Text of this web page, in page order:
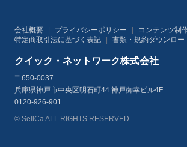
会社概要 プライバシーポリシー コンテンツ制
特定商取引法に基づく表記
書類・規約ダウンロー
クイック・ネットワーク株式会社
〒650-0037
兵庫県神戸市中央区明石町44 神戸御幸ビル4F
0120-926-901
© SellCa ALL RIGHTS RESERVED